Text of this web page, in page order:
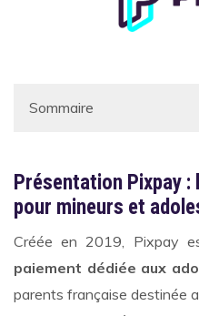
Présentation Pixpay
pour mineurs et
Créée en 2019, Pixpay
paiement dédiée aux
parents française destinée